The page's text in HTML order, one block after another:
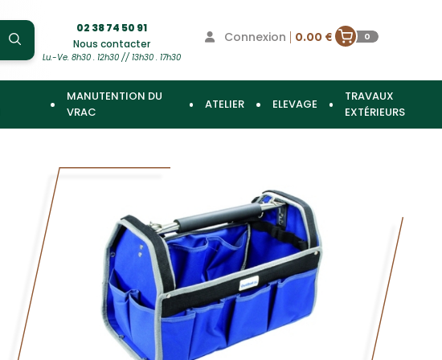
02 38 74 50 91
Nous contacter
Lu.-Ve. 8h30 . 12h30 // 13h30 . 17h30
Connexion | 0.00 € 0
MANUTENTION DU
VRAC
ATELIER ELEVAGE
TRAVAUX
EXTÉRIEURS